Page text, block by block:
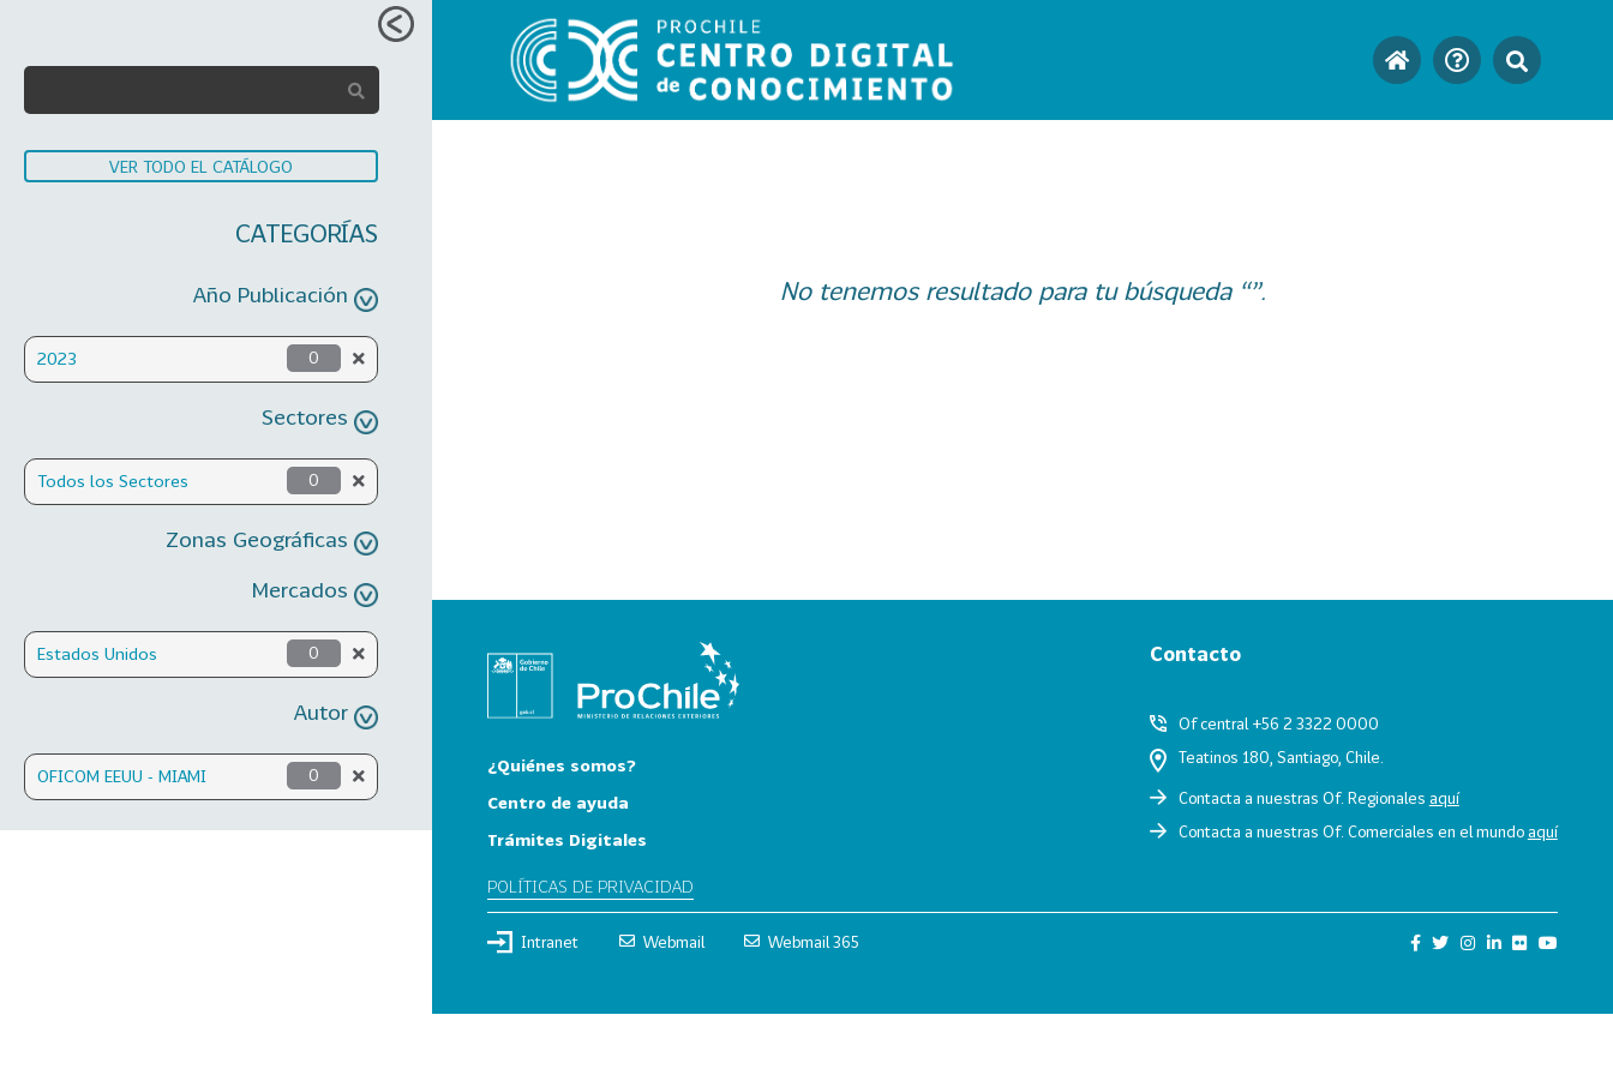
VER TODO EL CATÁLOGO
CATEGORÍAS
Año Publicación
2023 0
Sectores
Todos los Sectores 0
Zonas Geográficas
Mercados
Estados Unidos 0
Autor
OFICOM EEUU - MIAMI 0
No tenemos resultado para tu búsqueda “”.
¿Quiénes somos?
Centro de ayuda
Trámites Digitales
POLÍTICAS DE PRIVACIDAD
Contacto
Of central +56 2 3322 0000
Teatinos 180, Santiago, Chile.
Contacta a nuestras Of. Regionales aquí
Contacta a nuestras Of. Comerciales en el mundoaquí
Intranet Webmail Webmail 365